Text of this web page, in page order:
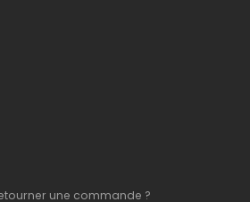
une commande ?